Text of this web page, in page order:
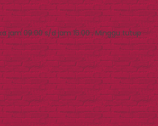
jam 09.00 s/d jam 16.00 , Minggu tutup